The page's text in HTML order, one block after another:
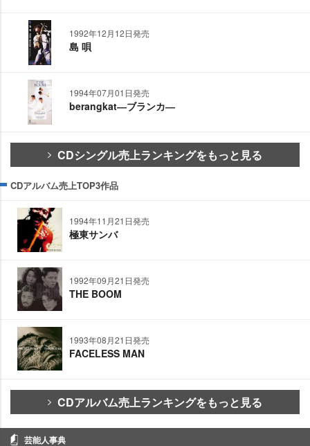
1992年12月12日発売
島 唄
1994年07月01日発売
berangkat―ブランカ―
CDシングル売上ランキングをもっと見る
CDアルバム売上TOP3作品
1994年11月21日発売
極東サンバ
1992年09月21日発売
THE BOOM
1993年08月21日発売
FACELESS MAN
CDアルバム売上ランキングをもっと見る
芸能人事典